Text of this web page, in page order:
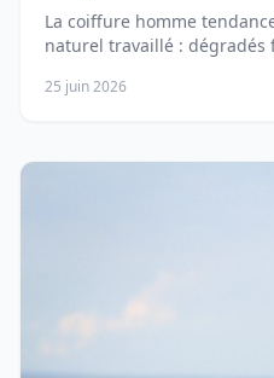
La coiffure homme
naturel travaillé : dégradés
25 juin 2026